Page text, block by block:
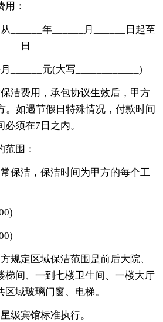
：
年______月______日起至
日
元(大写____________)
费用，承包协议生效后，甲方
。如遇节假日特殊情况，付款时间
须在7日之内。
围：
洁，保洁时间为甲方的每个工
定区域保洁范围是前后大院、
梯间、一到七楼卫生间、一楼大厅
域玻璃门窗、电梯。
宾馆标准执行。